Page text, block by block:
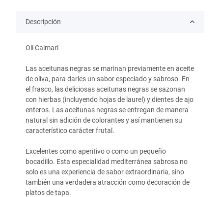
Descripción
Oli Caimari
Las aceitunas negras se marinan previamente en aceite
de oliva, para darles un sabor especiado y sabroso. En
el frasco, las deliciosas aceitunas negras se sazonan
con hierbas (incluyendo hojas de laurel) y dientes de ajo
enteros. Las aceitunas negras se entregan de manera
natural sin adición de colorantes y así mantienen su
característico carácter frutal.
Excelentes como aperitivo o como un pequeño
bocadillo. Esta especialidad mediterránea sabrosa no
solo es una experiencia de sabor extraordinaria, sino
también una verdadera atracción como decoración de
platos de tapa.